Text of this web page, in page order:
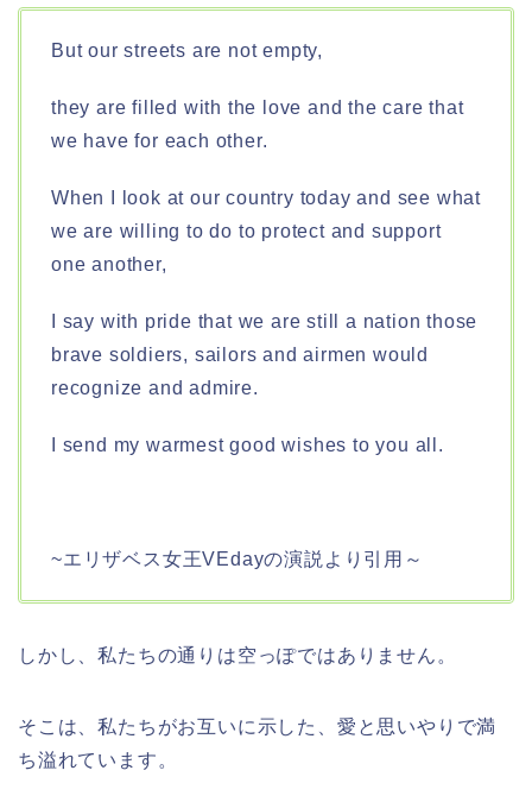
But our streets are not empty,
they are filled with the love and the care that
we have for each other.
When I look at our country today and see what
we are willing to do to protect and support
one another,
I say with pride that we are still a nation those
brave soldiers, sailors and airmen would
recognize and admire.
I send my warmest good wishes to you all.
~エリザベス女王VEdayの演説より引用～
しかし、私たちの通りは空っぽではありません。
そこは、私たちがお互いに示した、愛と思いやりで満
ち溢れています。